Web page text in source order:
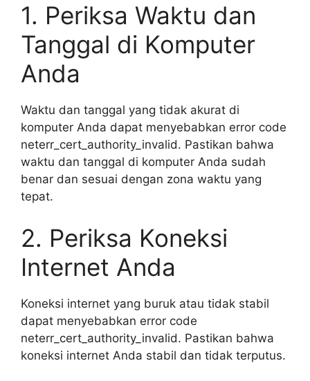
1. Periksa Waktu dan
Tanggal di Komputer
Anda
Waktu dan tanggal yang tidak akurat di
komputer Anda dapat menyebabkan error code
neterr_cert_authority_invalid. Pastikan bahwa
waktu dan tanggal di komputer Anda sudah
benar dan sesuai dengan zona waktu yang
tepat.
2. Periksa Koneksi
Internet Anda
Koneksi internet yang buruk atau tidak stabil
dapat menyebabkan error code
neterr_cert_authority_invalid. Pastikan bahwa
koneksi internet Anda stabil dan tidak terputus.